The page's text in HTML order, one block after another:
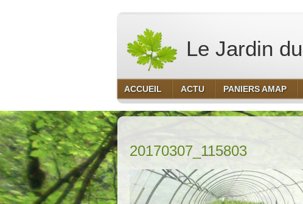
Le Jardin
ACCUEIL ACTU PANIERS AMAP
20170307_115803